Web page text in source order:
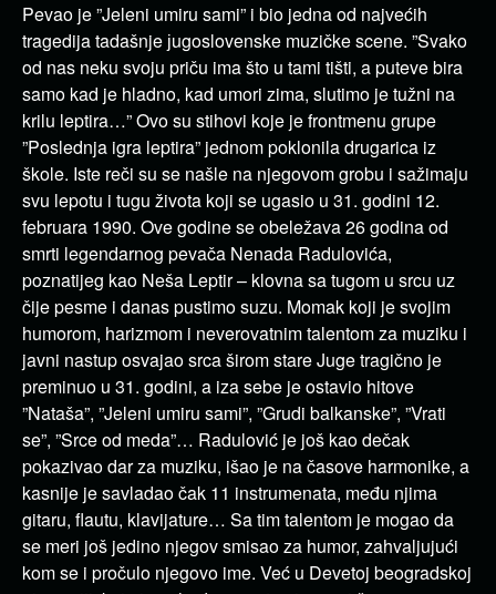
Pevao je ”Jeleni umiru sami” i bio jedna od najvećih
tragedija tadašnje јugoslovenske muzičke scene. ”Svako
od nas neku svoju priču ima što u tami tišti, a puteve bira
samo kad je hladno, kad umori zima, slutimo je tužni na
krilu leptira…” Ovo su stihovi koje je frontmenu grupe
”Poslednja igra leptira” jednom poklonila drugarica iz
škole. Iste reči su se našle na njegovom grobu i sažimaju
svu lepotu i tugu života koji se ugasio u 31. godini 12.
februara 1990. Ove godine se obeležava 26 godina od
smrti legendarnog pevača Nenada Radulovića,
poznatijeg kao Neša Leptir – klovna sa tugom u srcu uz
čije pesme i danas pustimo suzu. Momak koji je svojim
humorom, harizmom i neverovatnim talentom za muziku i
javni nastup osvajao srca širom stare Juge tragično je
preminuo u 31. godini, a iza sebe je ostavio hitove
”Nataša”, ”Jeleni umiru sami”, ”Grudi balkanske”, ”Vrati
se”, ”Srce od meda”… Radulović je još kao dečak
pokazivao dar za muziku, išao je na časove harmonike, a
kasnije je savladao čak 11 instrumenata, među njima
gitaru, flautu, klavijature… Sa tim talentom je mogao da
se meri još jedino njegov smisao za humor, zahvaljujući
kom se i pročulo njegovo ime. Već u Devetoj beogradskoj